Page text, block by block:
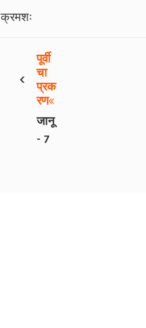
क्रमशः
‹
पूर्वी
चा
प्रक
रण
जानू
- 7